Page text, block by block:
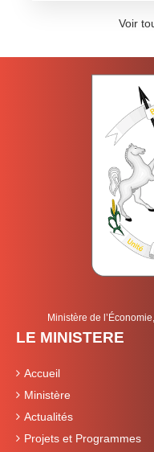
Voir
Ministère de
LE MINISTERE
Accueil
Ministère
Actualités
Projets et Programmes